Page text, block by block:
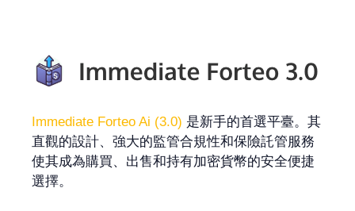
Immediate Forteo Ai (3.0) 是新手的首選平臺。其
直觀的設計、強大的監管合規性和保險託管服務
使其成為購買、出售和持有加密貨幣的安全便捷
選擇。